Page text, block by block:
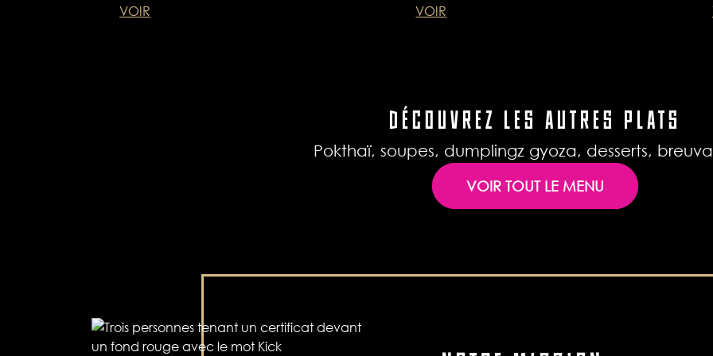
VOIR VOIR
DÉCOUVREZ LES AUTRES PLATS
Pokthaï, soupes, dumplingz gyoza, desserts,
VOIR TOUT LE MENU